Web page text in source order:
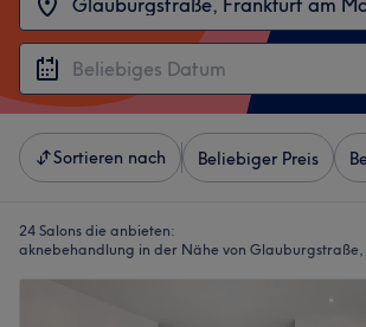
Sortieren nach Beliebiger Preis
24 Salons die anbieten:
aknebehandlung in der Nähe von